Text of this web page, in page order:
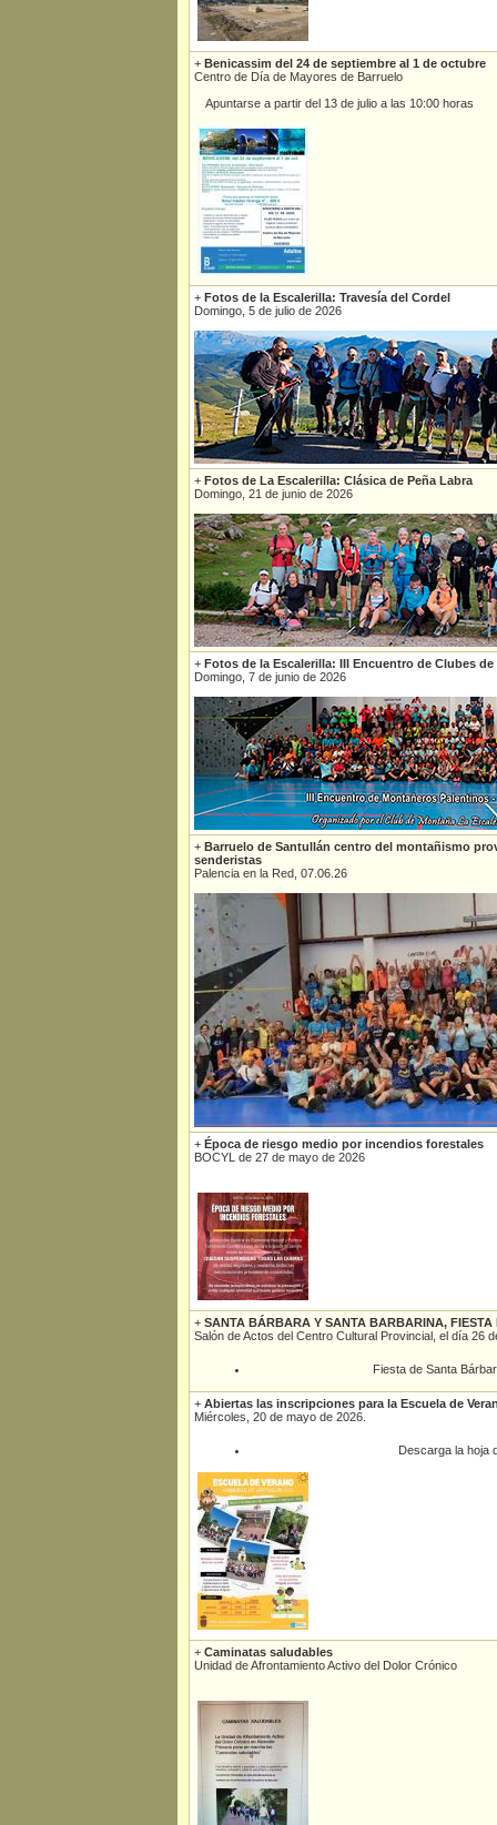
+ Benicassim del 24 de septiembre al 1 de octubre
Centro de Día de Mayores de Barruelo
Apuntarse a partir del 13 de julio a las 10:00 horas
+ Fotos de la Escalerilla: Travesía del Cordel
Domingo, 5 de julio de 2026
+ Fotos de La Escalerilla: Clásica de Peña Labra
Domingo, 21 de junio de 2026
+ Fotos de la Escalerilla: III Encuentro de Clubes
Domingo, 7 de junio de 2026
+ Barruelo de Santullán centro del montañismo
senderistas
Palencia en la Red, 07.06.26
+ Época de riesgo medio por incendios forestales
BOCYL de 27 de mayo de 2026
+ SANTA BÁRBARA Y SANTA BARBARINA,
Salón de Actos del Centro Cultural Provincial, el día 26
Fiesta de Santa
+ Abiertas las inscripciones para la Escuela de
Miércoles, 20 de mayo de 2026.
Descarga la hoja
+ Caminatas saludables
Unidad de Afrontamiento Activo del Dolor Crónico